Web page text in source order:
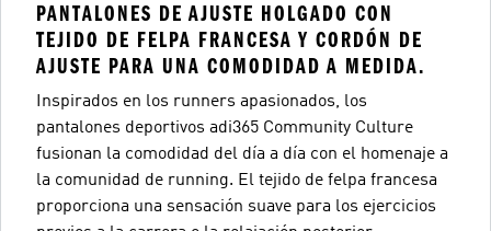
PANTALONES DE AJUSTE HOLGADO CON
TEJIDO DE FELPA FRANCESA Y CORDÓN DE
AJUSTE PARA UNA COMODIDAD A MEDIDA.
Inspirados en los runners apasionados, los
pantalones deportivos adi365 Community Culture
fusionan la comodidad del día a día con el homenaje a
la comunidad de running. El tejido de felpa francesa
proporciona una sensación suave para los ejercicios